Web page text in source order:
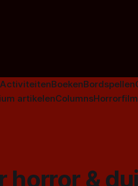
ActiviteitenBoekenBordspellen
artikelenColumns
horror &